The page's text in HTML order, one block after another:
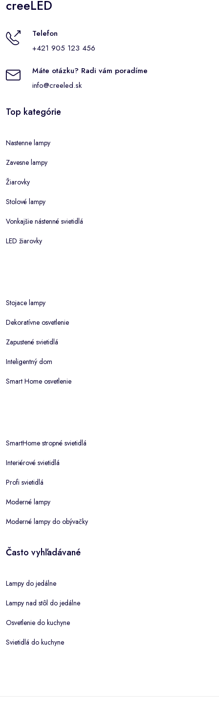
creeLED
Telefon
+421 905 123 456
Máte otázku? Radi vám poradíme
info@creeled.sk
Top kategórie
Nastenne lampy
Zavesne lampy
Žiarovky
Stolové lampy
Vonkajšie nástenné svietidlá
LED žiarovky
Stojace lampy
Dekoratívne osvetlenie
Zapustené svietidlá
Inteligentný dom
Smart Home osvetlenie
SmartHome stropné svietidlá
Interiérové svietidlá
Profi svietidlá
Moderné lampy
Moderné lampy do obývačky
Často vyhľadávané
Lampy do jedálne
Lampy nad stôl do jedálne
Osvetlenie do kuchyne
Svietidlá do kuchyne